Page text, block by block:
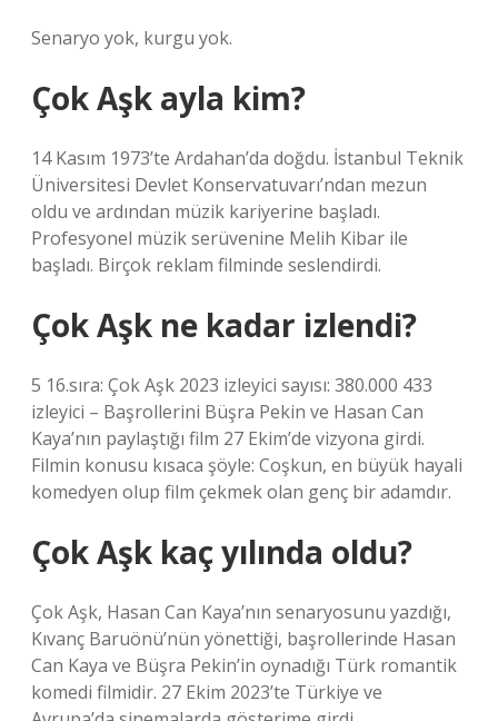
Senaryo yok, kurgu yok.
Çok Aşk ayla kim?
14 Kasım 1973’te Ardahan’da doğdu. İstanbul Teknik
Üniversitesi Devlet Konservatuvarı’ndan mezun
oldu ve ardından müzik kariyerine başladı.
Profesyonel müzik serüvenine Melih Kibar ile
başladı. Birçok reklam filminde seslendirdi.
Çok Aşk ne kadar izlendi?
5 16.sıra: Çok Aşk 2023 izleyici sayısı: 380.000 433
izleyici – Başrollerini Büşra Pekin ve Hasan Can
Kaya’nın paylaştığı film 27 Ekim’de vizyona girdi.
Filmin konusu kısaca şöyle: Coşkun, en büyük hayali
komedyen olup film çekmek olan genç bir adamdır.
Çok Aşk kaç yılında oldu?
Çok Aşk, Hasan Can Kaya’nın senaryosunu yazdığı,
Kıvanç Baruönü’nün yönettiği, başrollerinde Hasan
Can Kaya ve Büşra Pekin’in oynadığı Türk romantik
komedi filmidir. 27 Ekim 2023’te Türkiye ve